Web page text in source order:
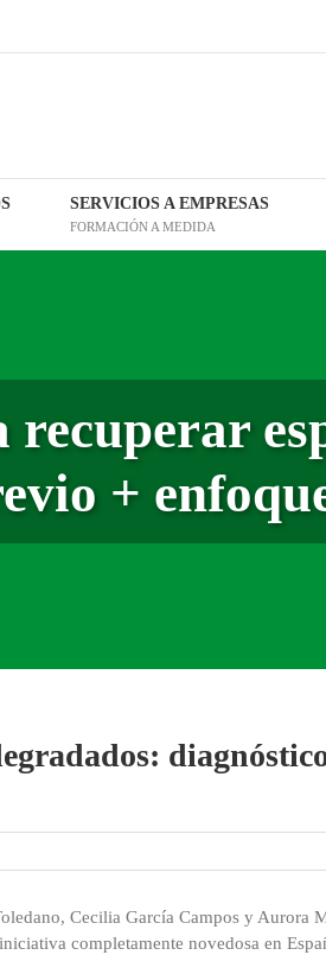
SERVICIOS A EMPRESAS
FORMACIÓN A MEDIDA
+
Cecilia García Campos y Aurora
completamente novedosa en